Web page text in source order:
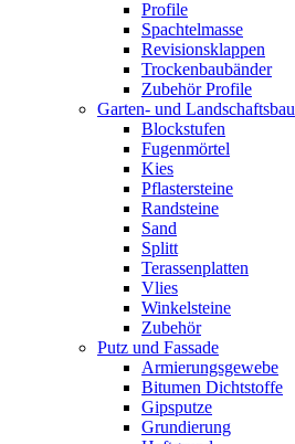
Profile
Spachtelmasse
Revisionsklappen
Trockenbaubänder
Zubehör Profile
Garten- und Landschaftsbau
Blockstufen
Fugenmörtel
Kies
Pflastersteine
Randsteine
Sand
Splitt
Terassenplatten
Vlies
Winkelsteine
Zubehör
Putz und Fassade
Armierungsgewebe
Bitumen Dichtstoffe
Gipsputze
Grundierung